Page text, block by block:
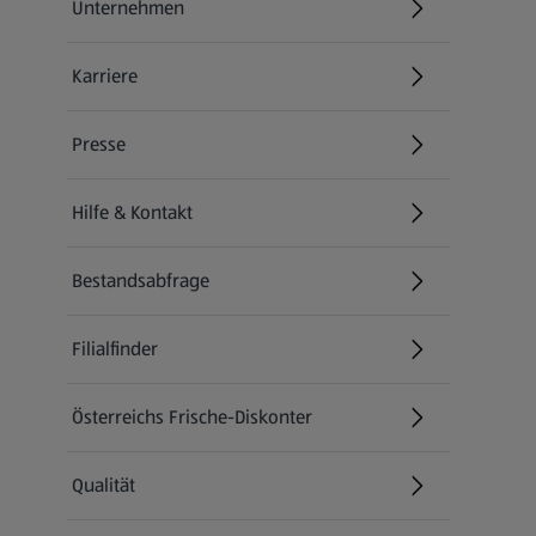
Unternehmen
Karriere
(öffnet in einem neuen Tab)
Presse
Hilfe & Kontakt
(öffnet in einem neuen Tab)
Bestandsabfrage
(öffnet in einem neuen Tab)
Filialfinder
Österreichs Frische-Diskonter
Qualität